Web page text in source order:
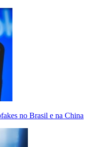
no Brasil e na China